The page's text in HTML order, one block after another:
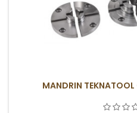
MANDRIN